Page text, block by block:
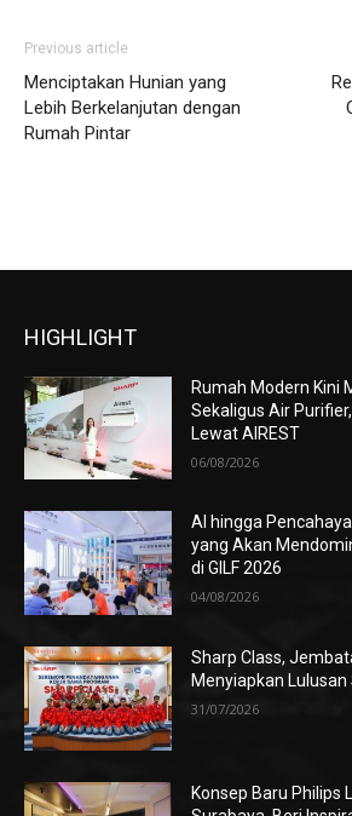
Previous article
Menciptakan Hunian yang
Lebih Berkelanjutan dengan
Rumah Pintar
HIGHLIGHT
Rumah Modern Kini
Sekaligus Air
Lewat AIREST
06/08/2026
AI hingga
yang Akan
di GILF 2026
04/08/2026
Sharp Class,
Menyiapkan Lulusan
31/07/2026
Konsep Baru Philips